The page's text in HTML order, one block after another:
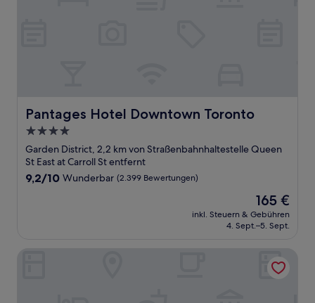
Pantages Hotel Downtown Toronto
Pantages Hotel Downtown Toronto
4.0-
Sterne-
Unterkunft
Garden District, 2,2 km von Straßenbahnhaltestelle Queen
St East at Carroll St entfernt
9.2
9,2/10 Wunderbar (2.399 Bewertungen)
Der
Preis
beträgt
165 €
inkl. Steuern & Gebühren
4. Sept.–5. Sept.
Hampton Inn & Suites by Hilton Toronto Downtown